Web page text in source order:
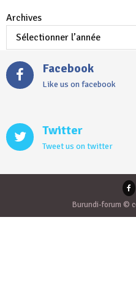
Archives
Facebook
Like us on facebook
Twitter
Tweet us on twitter
Burundi-forum ©